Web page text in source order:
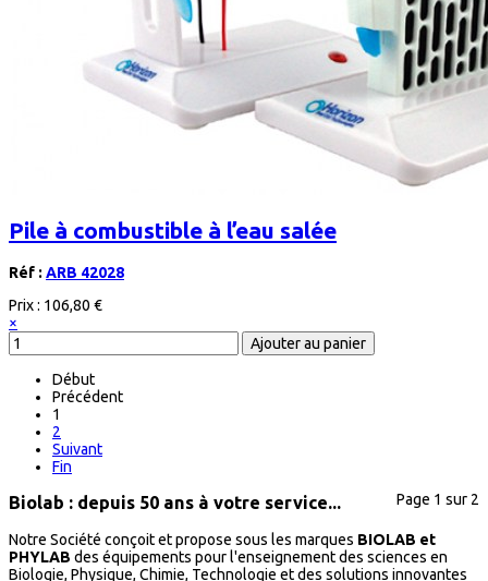
Pile à combustible à l’eau salée
Réf : ARB 42028
Prix : 106,80 €
×
Début
Précédent
1
2
Suivant
Fin
Page 1 sur 2
Biolab : depuis 50 ans à votre service...
Notre Société conçoit et propose sous les marques BIOLAB et
PHYLAB des équipements pour l'enseignement des sciences en
Biologie, Physique, Chimie, Technologie et des solutions innovantes